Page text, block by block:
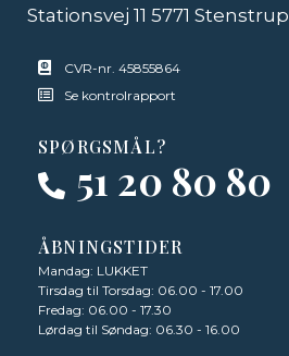
Stationsvej 11 5771 Stenstrup
CVR-nr. 45855864
Se kontrolrapport
SPØRGSMÅL?
51 20 80 80
ÅBNINGSTIDER
Mandag: LUKKET
Tirsdag til Torsdag: 06.00 - 17.00
Fredag: 06.00 - 17.30
Lørdag til Søndag: 06.30 - 16.00